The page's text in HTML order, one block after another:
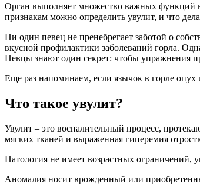
Орган выполняет множество важных функций
признакам можно определить увулит, и что
Ни один певец не пренебрегает заботой о
вкусной профилактики заболеваний горла.
Певцы знают один секрет: чтобы упражнения
Еще раз напоминаем, если язычок в горле опух
Что такое увулит?
Увулит – это воспалительный процесс,
мягких тканей и выраженная гиперемия
Патология не имеет возрастных ограничений,
Аномалия носит врожденный или